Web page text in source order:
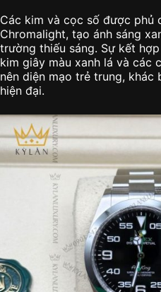
Các kim và cọc số được phủ
Chromalight, tạo ánh sáng
trường thiếu sáng. Sự kết
kim giây màu xanh lá và các
nên diện mạo trẻ trung, khác
hiện đại.